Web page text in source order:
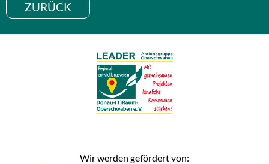
ZURÜCK
Wir werden gefördert von: